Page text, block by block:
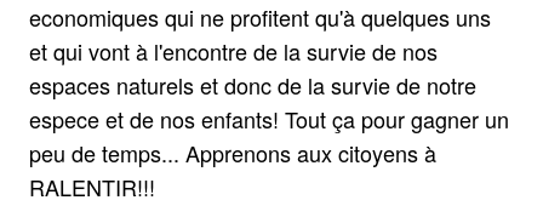
economiques qui ne profitent qu'à quelques uns
et qui vont à l'encontre de la survie de nos
espaces naturels et donc de la survie de notre
espece et de nos enfants! Tout ça pour gagner un
peu de temps... Apprenons aux citoyens à
RALENTIR!!!